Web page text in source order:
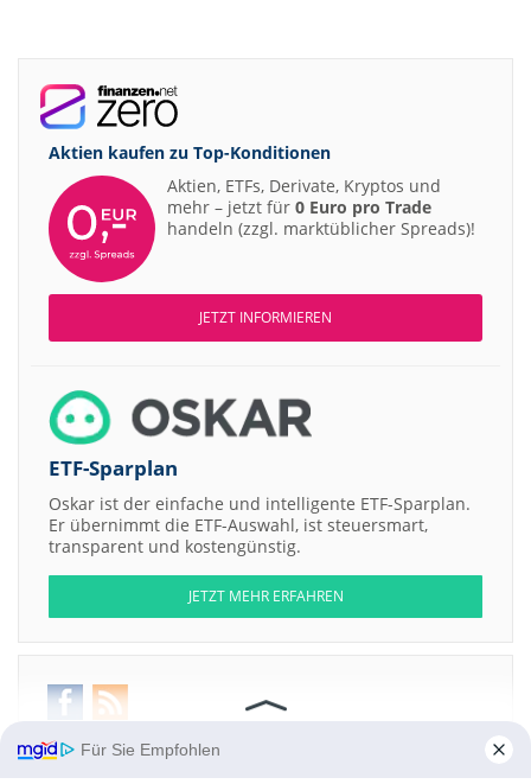
Aktien kaufen zu Top-Konditionen
Aktien, ETFs, Derivate, Kryptos und
mehr – jetzt für 0 Euro pro Trade
handeln (zzgl. marktüblicher Spreads)!
JETZT INFORMIEREN
ETF-Sparplan
Oskar ist der einfache und intelligente ETF-Sparplan.
Er übernimmt die ETF-Auswahl, ist steuersmart,
transparent und kostengünstig.
JETZT MEHR ERFAHREN
Aktien ATX
Für Sie Empfohlen